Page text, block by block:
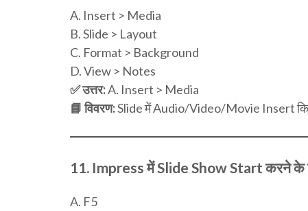
A. Insert > Media
B. Slide > Layout
C. Format > Background
D. View > Notes
✅ उत्तर:A. Insert > Media
📘 विवरण:Slide में Audio/Video/Movie Insert
11. Impress में Slide Show Start करने के
A. F5